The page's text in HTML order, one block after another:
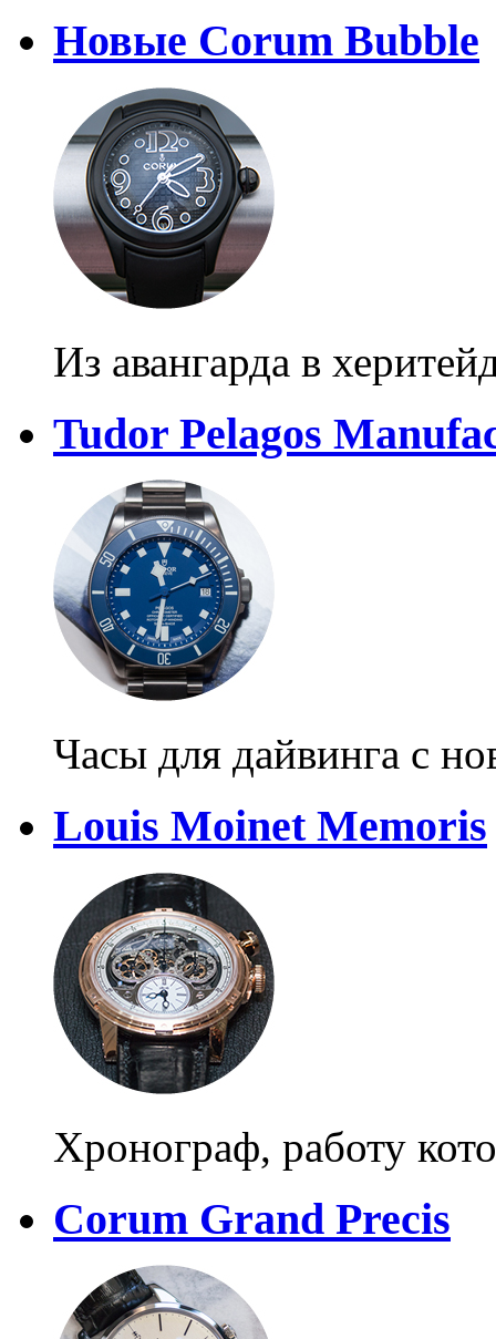
Новые Corum Bubble
Из авангарда в
Tudor Pelagos
Часы для дайвинга с
Louis Moinet Memoris
Хронограф, работу
Corum Grand Precis